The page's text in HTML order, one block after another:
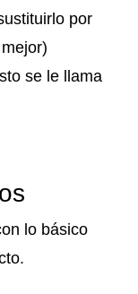
por
se le llama
lo básico